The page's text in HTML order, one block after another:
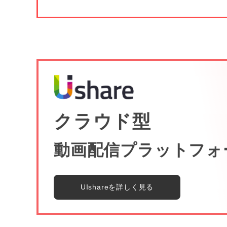
クラウド型
動画配信プラットフォ
UIshareを詳しく見る